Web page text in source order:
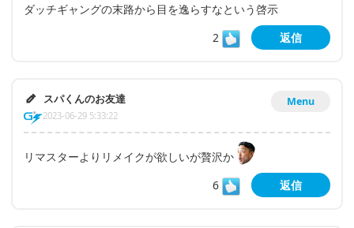
ダッチギャングの末路から目を逸らすなという啓示
2
返信
Menu
スパくんのお友達
2023-06-29 5:33:22
リマスターよりリメイクが欲しいが贅沢か
6
返信